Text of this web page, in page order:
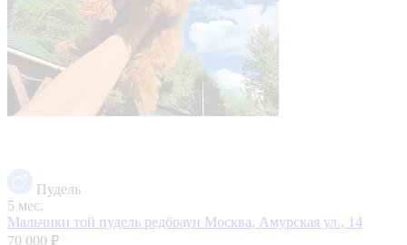
Пудель
5 мес.
Мальчики той пудель редбраун Москва, Амурская ул., 14
70 000 ₽